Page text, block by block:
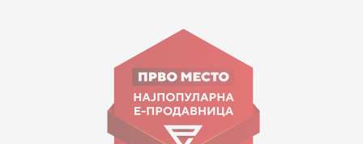
ул. Гоце Николовски бр.74 Скопје
contact@mytime.mk
Работно време:
09:00 до 17:00